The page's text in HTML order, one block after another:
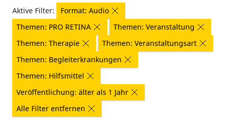
Aktive Filter:
Format: Audio
Themen: PRO RETINA
Themen: Veranstaltung
Themen: Therapie
Themen: Veranstaltungsart
Themen: Begleiterkrankungen
Themen: Hilfsmittel
Veröffentlichung: älter als 1 Jahr
Alle Filter entfernen